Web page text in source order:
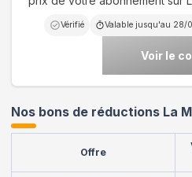
Vérifié Valable jusqu'au 28/
Voir le
Nos bons de réductions La
Offre